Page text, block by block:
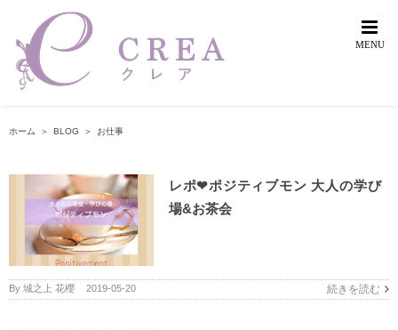
content
ホーム ＞ BLOG ＞ お仕事
レポ❤︎ポジティブモン 大人の学び
場&お茶会
By 城之上 花櫻 2019-05-20 続きを読む